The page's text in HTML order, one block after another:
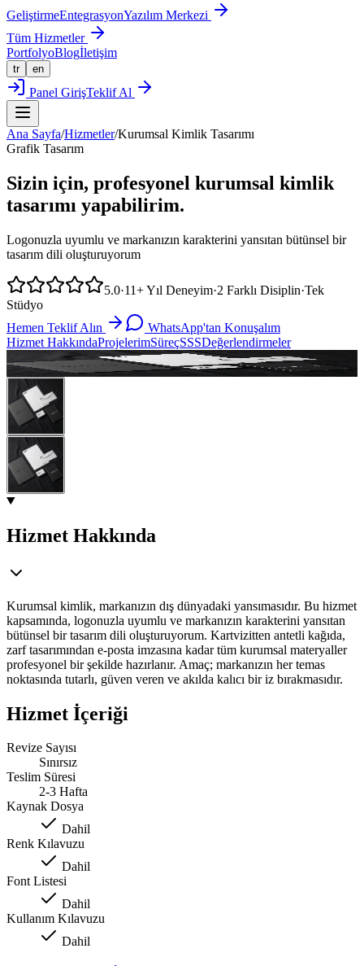
GeliştirmeEntegrasyonYazılım Merkezi
Tüm Hizmetler
PortfolyoBlogİletişim
tr en
Panel GirişTeklif Al
Ana Sayfa/Hizmetler/Kurumsal Kimlik Tasarımı
Grafik Tasarım
Sizin için, profesyonel kurumsal kimlik
tasarımı yapabilirim.
Logonuzla uyumlu ve markanızın karakterini yansıtan bütünsel bir
tasarım dili oluşturuyorum
5.0·11+Yıl Deneyim·2 Farklı Disiplin·Tek
Stüdyo
Hemen Teklif Alın
WhatsApp'tan Konuşalım
Hizmet HakkındaProjelerimSüreçSSSDeğerlendirmeler
Hizmet Hakkında
Kurumsal kimlik, markanızın dış dünyadaki yansımasıdır. Bu hizmet
kapsamında, logonuzla uyumlu ve markanızın karakterini yansıtan
bütünsel bir tasarım dili oluşturuyorum. Kartvizitten antetli kağıda,
zarf tasarımından e-posta imzasına kadar tüm kurumsal materyaller
profesyonel bir şekilde hazırlanır. Amaç; markanızın her temas
noktasında tutarlı, güven veren ve akılda kalıcı bir iz bırakmasıdır.
Hizmet İçeriği
Revize Sayısı
Sınırsız
Teslim Süresi
2-3 Hafta
Kaynak Dosya
Dahil
Renk Kılavuzu
Dahil
Font Listesi
Dahil
Kullanım Kılavuzu
Dahil